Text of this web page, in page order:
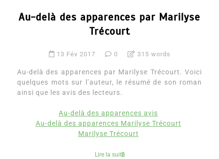
Au-delà des apparences par Marilyse
Trécourt
13 Fév 2017 0 315 words
Au-delà des apparences par Marilyse Trécourt. Voici
quelques mots sur l’auteur, le résumé de son roman
ainsi que les avis des lecteurs.
Au-delà des apparences avis
Au-delà des apparences Marilyse Trécourt
Marilyse Trécourt
Lire la suite